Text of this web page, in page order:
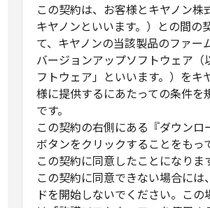
この契約は、お客様とキヤノン株
キヤノンといいます。）との間の
て、キヤノンの当該製品のファー
バージョンアップソフトウェア（
フトウェア」といいます。）をキ
様に提供するにあたっての条件を
です。
この契約の右側にある『ダウンロ
ボタンをクリックすることをもっ
この契約に同意したことになりま
この契約に同意できない場合には
ドを開始しないでください。この